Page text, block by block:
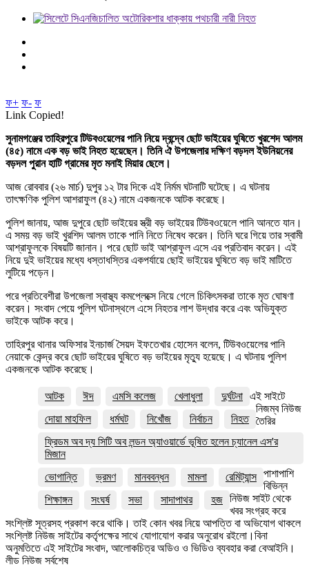
ফ+ ফ- ফ
Link Copied!
সুনামগঞ্জের তাহিরপুরে টিউবওয়েলের পানি নিয়ে দ্বন্দ্বে ছোট ভাইয়ের ঘুষিতে খুরশেদ আলম
(৪৫) নামে এক বড় ভাই নিহত হয়েছেন। তিনি ঐ উপজেলার দক্ষিণ বড়দল ইউনিয়নের
বড়দল পুরান হাটি গ্রামের মৃত মনাই মিয়ার ছেলে।
আজ রোববার (২৬ মার্চ) দুপুর ১২ টার দিকে এই নির্মম ঘটনাটি ঘটেছে। এ ঘটনায়
তাৎক্ষণিক পুলিশ আশরাফুল (৪২) নামে একজনকে আটক করেছে।
পুলিশ জানায়, আজ দুপুরে ছোট ভাইয়ের স্ত্রী বড় ভাইয়ের টিউবওয়েলে পানি আনতে যান।
এ সময় বড় ভাই খুরশিদ আলম তাকে পানি নিতে নিষেধ করেন। তিনি ঘরে গিয়ে তার স্বামী
আশ্রাফুলকে বিষয়টি জানান। পরে ছোট ভাই আশ্রাফুল এসে এর প্রতিবাদ করেন। এই
নিয়ে দুই ভাইয়ের মধ্যে ধস্তাধস্তির একপর্যায়ে ছোই ভাইয়ের ঘুষিতে বড় ভাই মাটিতে
লুটিয়ে পড়েন।
পরে প্রতিবেশীরা উপজেলা স্বাস্থ্য কমপ্লেক্সে নিয়ে গেলে চিকিৎসকরা তাকে মৃত ঘোষণা
করেন। সংবাদ পেয়ে পুলিশ ঘটনাস্থলে এসে নিহতর লাশ উদ্ধার করে এবং অভিযুক্ত
ভাইকে আটক করে।
তাহিরপুর থানার অফিসার ইনচার্জ সৈয়দ ইফতেখার হোসেন বলেন, টিউবওয়েলের পানি
নেয়াকে কেন্দ্র করে ছোট ভাইয়ের ঘুষিতে বড় ভাইয়ের মৃত্যু হয়েছে। এ ঘটনায় পুলিশ
একজনকে আটক করেছে।
আটক ঈদ এমসি কলেজ খেলাধুলা
দুর্ঘটনা
দোয়া মাহফিল
ধর্মঘট নিখোঁজ নির্বাচন
নিহত
ফ্রিডম অব দ্য সিটি অব লন্ডন অ্যাওয়ার্ডে ভূষিত হলেন চ্যানেল এস'র
মিজান
ভোগান্তি
ভ্রমণ মানববন্ধন মামলা
রেমিট্যান্স
শিক্ষাঙ্গন
সংঘর্ষ সভা সাদাপাথর হজ
এই সাইটে
নিজম্ব নিউজ
তৈরির
পাশাপাশি
বিভিন্ন
নিউজ সাইট থেকে
খবর সংগ্রহ করে
সংশ্লিষ্ট সূত্রসহ প্রকাশ করে থাকি। তাই কোন খবর নিয়ে আপত্তি বা অভিযোগ থাকলে
সংশ্লিষ্ট নিউজ সাইটের কর্তৃপক্ষের সাথে যোগাযোগ করার অনুরোধ রইলো।বিনা
অনুমতিতে এই সাইটের সংবাদ, আলোকচিত্র অডিও ও ভিডিও ব্যবহার করা বেআইনি।
লীড নিউজ সর্বশেষ